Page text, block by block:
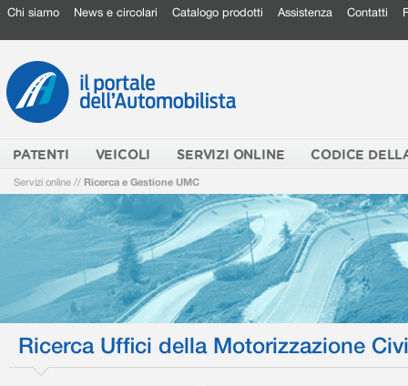
Chi siamo News e circolari Catalogo prodotti Assistenza Contatti
PATENTI VEICOLI SERVIZI ONLINE CODICE
Servizi online // Ricerca e Gestione UMC
Ricerca Uffici della Motorizzazione